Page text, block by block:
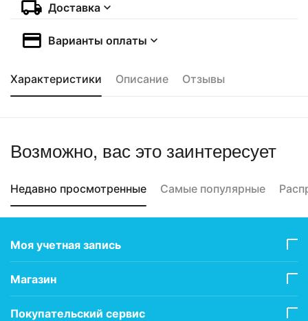
Доставка
Варианты оплаты
Характеристики Описание Отзывы
Возможно, вас это заинтересует
Недавно просмотренные Самые популярные
Моя учетная запись
Магазин
Покупательский сервис